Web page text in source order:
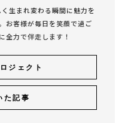
生まれ変わる瞬間に魅力を
お客様が毎日を笑顔で過ご
全力で伴走します！
ジェクト
た記事